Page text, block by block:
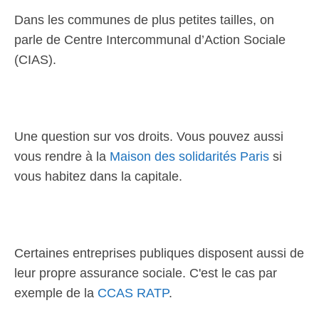
Dans les communes de plus petites tailles, on
parle de Centre Intercommunal d’Action Sociale
(CIAS).
Une question sur vos droits. Vous pouvez aussi
vous rendre à la Maison des solidarités Paris si
vous habitez dans la capitale.
Certaines entreprises publiques disposent aussi de
leur propre assurance sociale. C'est le cas par
exemple de la CCAS RATP.